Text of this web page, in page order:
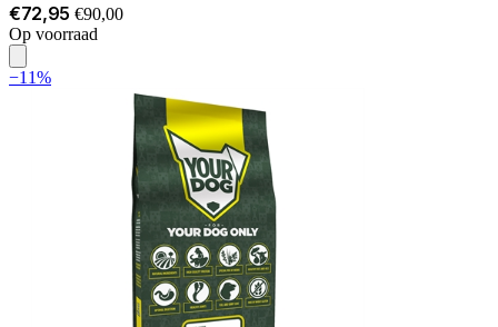
€72,95 €90,00
Op voorraad
−11%